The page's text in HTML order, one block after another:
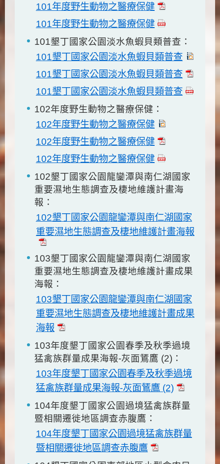
101年度野生動物之醫療保健
101年度野生動物之醫療保健
101墾丁國家公園淡水魚蝦貝類普查：
101墾丁國家公園淡水魚蝦貝類普查
101墾丁國家公園淡水魚蝦貝類普查
101墾丁國家公園淡水魚蝦貝類普查
102年度野生動物之醫療保健：
102年度野生動物之醫療保健
102年度野生動物之醫療保健
102年度野生動物之醫療保健
102墾丁國家公園龍鑾潭與南仁湖國家
重要濕地生態調查及棲地維護計畫海
報：
102墾丁國家公園龍鑾潭與南仁湖國家
重要濕地生態調查及棲地維護計畫海報
103墾丁國家公園龍鑾潭與南仁湖國家
重要濕地生態調查及棲地維護計畫成果
海報：
103墾丁國家公園龍鑾潭與南仁湖國家
重要濕地生態調查及棲地維護計畫成果
海報
103年度墾丁國家公園春季及秋季過境
猛禽族群量成果海報-灰面鵟鷹 (2)：
103年度墾丁國家公園春季及秋季過境
猛禽族群量成果海報-灰面鵟鷹 (2)
104年度墾丁國家公園過境猛禽族群量
暨相關遷徙地區調查赤腹鷹：
104年度墾丁國家公園過境猛禽族群量
暨相關遷徙地區調查赤腹鷹